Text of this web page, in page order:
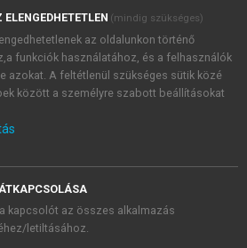
foglaltakat tudomásul
feltételeket, valamint a szotar.netés a
foglaltakat
és elfogadom.
KIPRÓBÁLOM
ELENGEDHETETLEN (mindig szükséges)
az oldalunkon történő
funkciók használatához, és a felhasználók
azokat. A feltétlenül szükséges sütik közé
között a személyre szabott beállításokat
kapcsolót az összes alkalmazás
letiltásához.